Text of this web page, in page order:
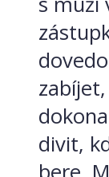
divit,